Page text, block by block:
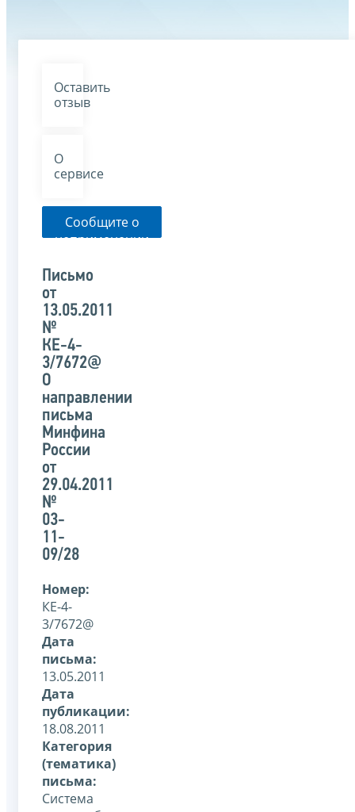
Оставить
отзыв
О
сервисе
Сообщите о
неприменении
органом
письма
Письмо
от
13.05.2011
№
КЕ-4-
3/7672@
О
направлении
письма
Минфина
России
от
29.04.2011
№
03-
11-
09/28
Номер:
КЕ-4-
3/7672@
Дата
письма:
13.05.2011
Дата
публикации:
18.08.2011
Категория
(тематика)
письма:
Система